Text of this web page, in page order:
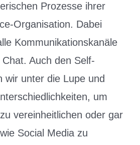
Prozesse ihrer
Organisation. Dabei
Kommunikationskanäle
Auch den Self-
wir unter die Lupe und
um
vereinheitlichen oder gar
Social Media zu